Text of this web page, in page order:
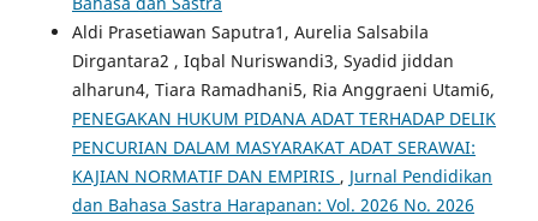
Aldi Prasetiawan Saputra1, Aurelia Salsabila
Dirgantara2 , Iqbal Nuriswandi3, Syadid jiddan
alharun4, Tiara Ramadhani5, Ria Anggraeni Utami6,
PENEGAKAN HUKUM PIDANA ADAT TERHADAP DELIK
PENCURIAN DALAM MASYARAKAT ADAT SERAWAI:
KAJIAN NORMATIF DAN EMPIRIS , Jurnal Pendidikan
dan Bahasa Sastra Harapanan: Vol. 2026 No. 2026